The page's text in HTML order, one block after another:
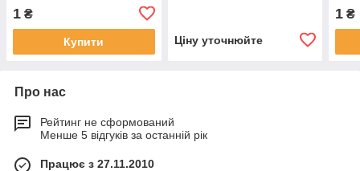
1 ₴
Купити Ціну уточнюйте
1 ₴
Про нас
Рейтинг не сформований
Менше 5 відгуків за останній рік
Працює з 27.11.2010